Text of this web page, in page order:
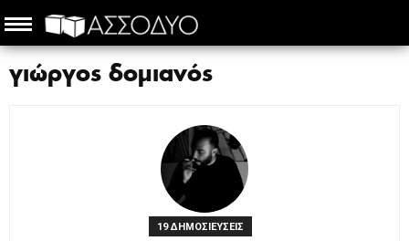
γιώργος δομιανός
19 ΔΗΜΟΣΙΕΥΣΕΙΣ